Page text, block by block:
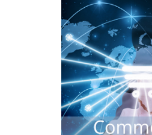
Un
est la garantie
optimisé : Il
l’ensemble
EN SAVOIR